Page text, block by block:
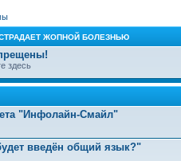
ЖОПНОЙ БОЛЕЗНЬЮ
здесь
"Инфолайн-Смайл"
введён общий язык?"